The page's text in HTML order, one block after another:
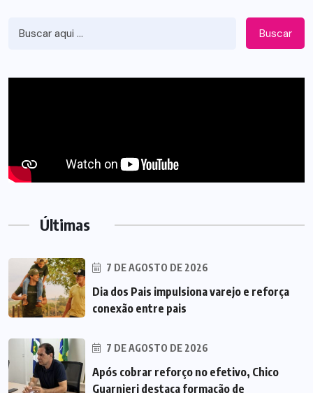
Buscar
Últimas
7 DE AGOSTO DE 2026
Dia dos Pais impulsiona varejo e reforça
conexão entre pais
7 DE AGOSTO DE 2026
Após cobrar reforço no efetivo, Chico
Guarnieri destaca formação de